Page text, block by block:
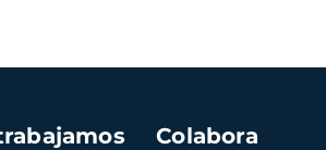
Colabora